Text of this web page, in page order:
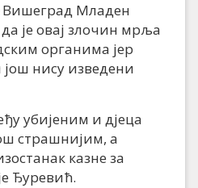
Младен
је овај злочин мрља
органима јер
нису изведени
убијеним и дјеца
страшнијим, а
казне за
Ђуревић.